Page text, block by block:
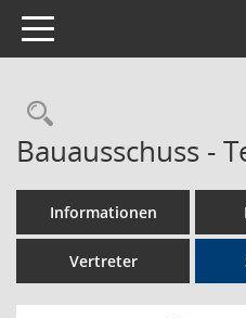
Toggle navigation
Bauausschuss -
Informationen
Vertreter